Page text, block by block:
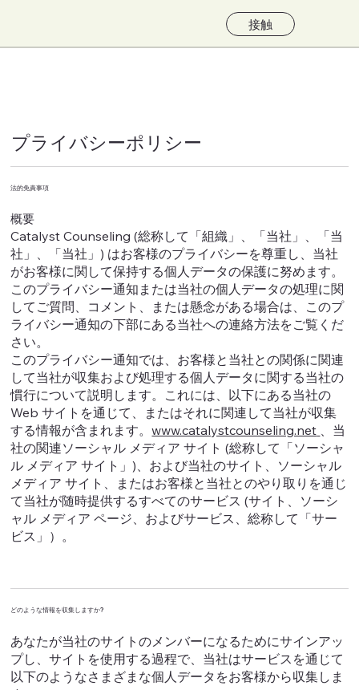
接触
プライバシーポリシー
法的免責事項
概要
Catalyst Counseling (総称して「組織」、「当社」、「当
社」、「当社」) はお客様のプライバシーを尊重し、当社
がお客様に関して保持する個人データの保護に努めます。
このプライバシー通知または当社の個人データの処理に関
してご質問、コメント、または懸念がある場合は、このプ
ライバシー通知の下部にある当社への連絡方法をご覧くだ
さい。
このプライバシー通知では、お客様と当社との関係に関連
して当社が収集および処理する個人データに関する当社の
慣行について説明します。これには、以下にある当社の
Web サイトを通じて、またはそれに関連して当社が収集
する情報が含まれます。www.catalystcounseling.net
、当
社の関連ソーシャル メディア サイト (総称して「ソーシャ
ル メディア サイト」)、および当社のサイト、ソーシャル
メディア サイト、またはお客様と当社とのやり取りを通じ
て当社が随時提供するすべてのサービス (サイト、ソーシ
ャル メディア ページ、およびサービス、総称して「サー
ビス」）。
どのような情報を収集しますか?
あなたが当社のサイトのメンバーになるためにサインアッ
プし、サイトを使用する過程で、当社はサービスを通じて
以下のようなさまざまな個人データをお客様から収集しま